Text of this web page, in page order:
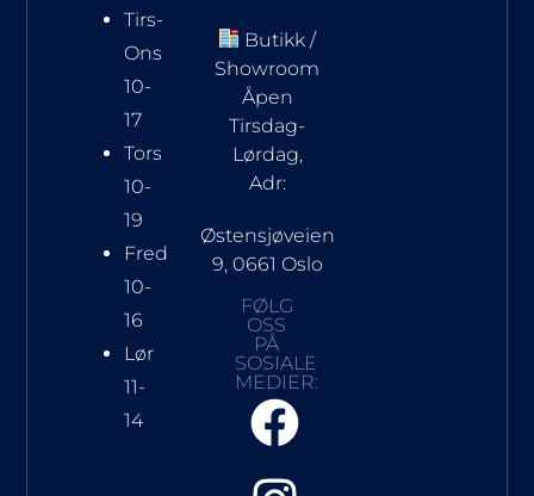
Tirs-
Ons
10-
17
Tors
10-
19
Fred
10-
16
Lør
11-
14
Butikk /
Showroom
Åpen
Tirsdag-
Lørdag,
Adr:
Østensjøveien
9, 0661 Oslo
FØLG
OSS
PÅ
SOSIALE
MEDIER: